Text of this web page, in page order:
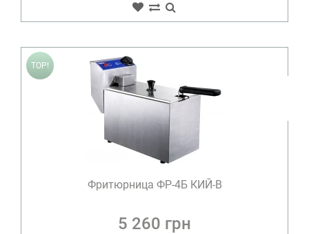
TOP!
Фритюрница ФР-4Б КИЙ-В
5 260 грн